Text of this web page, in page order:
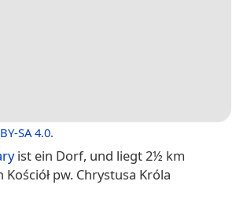
SA 4.0.
ist ein Dorf, und liegt 2½ km
pw. Chrystusa Króla